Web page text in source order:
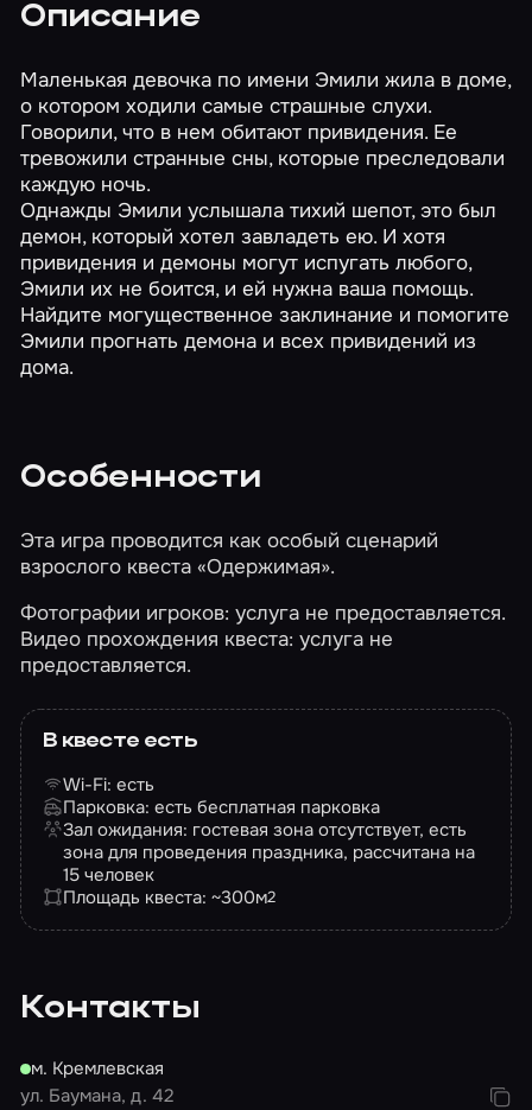
Описание
Маленькая девочка по имени Эмили жила в доме,
о котором ходили самые страшные слухи.
Говорили, что в нем обитают привидения. Ее
тревожили странные сны, которые преследовали
каждую ночь.
Однажды Эмили услышала тихий шепот, это был
демон, который хотел завладеть ею. И хотя
привидения и демоны могут испугать любого,
Эмили их не боится, и ей нужна ваша помощь.
Найдите могущественное заклинание и помогите
Эмили прогнать демона и всех привидений из
дома.
Особенности
Эта игра проводится как особый сценарий
взрослого квеста«Одержимая».
Фотографии игроков: услуга не предоставляется.
Видео прохождения квеста: услуга не
предоставляется.
В квесте есть
Wi-Fi: есть
Парковка: есть бесплатная парковка
Зал ожидания: гостевая зона отсутствует, есть
зона для проведения праздника, рассчитана на
15 человек
Площадь квеста: ~300м2
Контакты
м. Кремлевская
ул. Баумана, д. 42